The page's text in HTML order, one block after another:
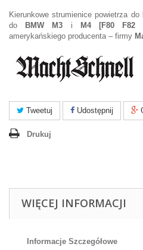
Kierunkowe strumienice powietrza do
do
BMW M3 i M4 [F80 F82
amerykańskiego producenta – firmy
Tweetuj Udostępnij
Drukuj
WIĘCEJ INFORMACJI
Informacje Szczegółowe